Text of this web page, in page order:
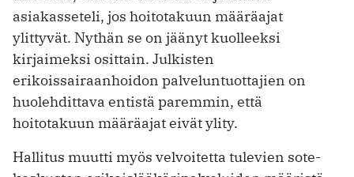
asiakasseteli, jos hoitotakuun määräajat
ylittyvät. Nythän se on jäänyt kuolleeksi
kirjaimeksi osittain. Julkisten
erikoissairaanhoidon palveluntuotta­jien on
huolehdittava entistä paremmin, että
hoitotakuun määräajat eivät ylity.
Hallitus muutti myös velvoitetta ­tulevien sote-